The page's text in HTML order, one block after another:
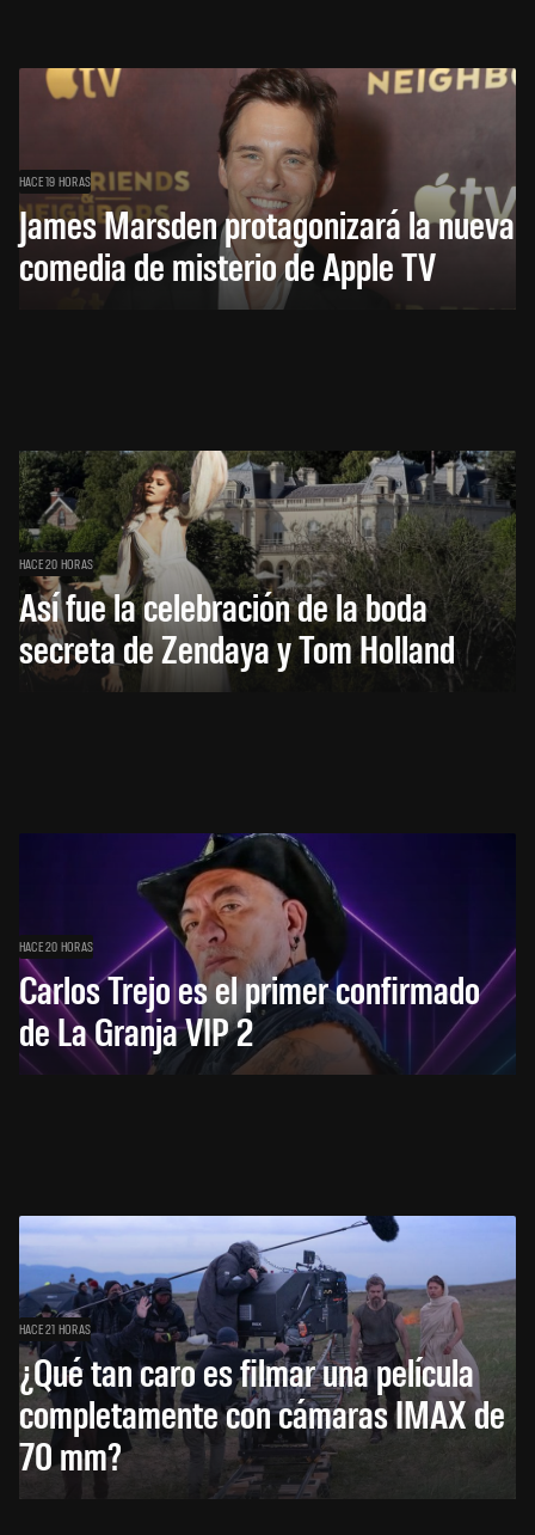
HACE 19 HORAS
James Marsden protagonizará la nueva
comedia de misterio de Apple TV
HACE 20 HORAS
Así fue la celebración de la boda
secreta de Zendaya y Tom Holland
HACE 20 HORAS
Carlos Trejo es el primer confirmado
de La Granja VIP 2
HACE 21 HORAS
¿Qué tan caro es filmar una película
completamente con cámaras IMAX de
70 mm?